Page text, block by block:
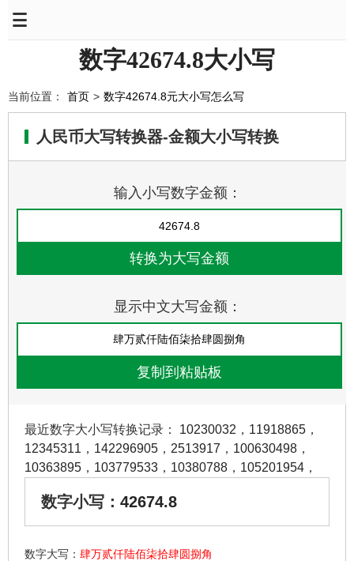
数字42674.8大小写
当前位置： 首页 > 数字42674.8元大小写怎么写
人民币大写转换器-金额大小写转换
输入小写数字金额：
显示中文大写金额：
最近数字大小写转换记录： 10230032 ， 11918865 ，
12345311 ， 142296905 ， 2513917 ， 100630498 ，
10363895 ， 103779533 ， 10380788 ， 105201954 ，
数字小写： 42674.8
数字大写： 肆万贰仟陆佰柒拾肆圆捌角